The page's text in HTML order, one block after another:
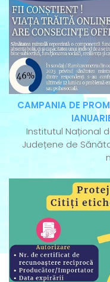
CAMPANIA DE
Institutul Național
Județene de